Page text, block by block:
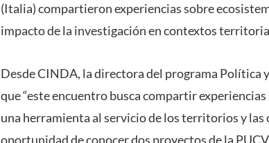
(Italia) compartieron experiencias sobre
impacto de la investigación en contextos
Desde CINDA, la directora del programa
que “este encuentro busca compartir
una herramienta al servicio de los territorios y las
oportunidad de conocer dos proyectos de la